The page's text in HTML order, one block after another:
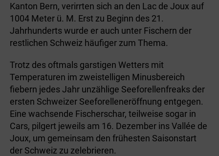
Kanton Bern, verirrten sich an den Lac de Joux auf
1004 Meter ü. M. Erst zu Beginn des 21.
Jahrhunderts wurde er auch unter Fischern der
restlichen Schweiz häufiger zum Thema.
Trotz des oftmals garstigen Wetters mit
Temperaturen im zweistelligen Minusbereich
fiebern jedes Jahr unzählige Seeforellenfreaks der
ersten Schweizer Seeforelleneröffnung entgegen.
Eine wachsende Fischerschar, teilweise sogar in
Cars, pilgert jeweils am 16. Dezember ins Vallée de
Joux, um gemeinsam den frühesten Saisonstart
der Schweiz zu zelebrieren.